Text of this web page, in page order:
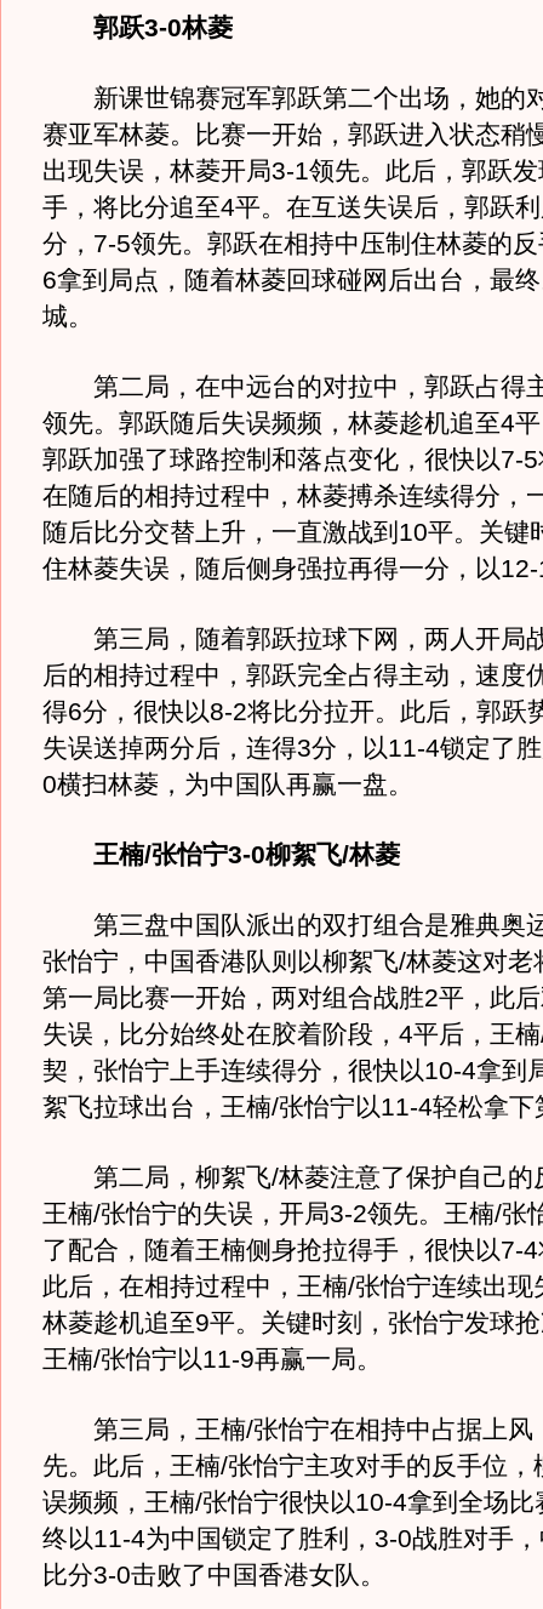
郭跃3-0林菱
新课世锦赛冠军郭跃第二个出场，她的
赛亚军林菱。比赛一开始，郭跃进入状态稍
出现失误，林菱开局3-1领先。此后，郭跃
手，将比分追至4平。在互送失误后，郭跃
分，7-5领先。郭跃在相持中压制住林菱的
6拿到局点，随着林菱回球碰网后出台，最
城。
第二局，在中远台的对拉中，郭跃占得
领先。郭跃随后失误频频，林菱趁机追至4
郭跃加强了球路控制和落点变化，很快以7-
在随后的相持过程中，林菱搏杀连续得分，
随后比分交替上升，一直激战到10平。关键
住林菱失误，随后侧身强拉再得一分，以
第三局，随着郭跃拉球下网，两人开局
后的相持过程中，郭跃完全占得主动，速度
得6分，很快以8-2将比分拉开。此后，郭跃
失误送掉两分后，连得3分，以11-4锁定了
0横扫林菱，为中国队再赢一盘。
王楠/张怡宁3-0柳絮飞/林菱
第三盘中国队派出的双打组合是雅典奥
张怡宁，中国香港队则以柳絮飞/林菱这对老
第一局比赛一开始，两对组合战胜2平，此
失误，比分始终处在胶着阶段，4平后，王
契，张怡宁上手连续得分，很快以10-4拿到
絮飞拉球出台，王楠/张怡宁以11-4轻松拿下
第二局，柳絮飞/林菱注意了保护自己的
王楠/张怡宁的失误，开局3-2领先。王楠/张
了配合，随着王楠侧身抢拉得手，很快以7-
此后，在相持过程中，王楠/张怡宁连续出现
林菱趁机追至9平。关键时刻，张怡宁发球
王楠/张怡宁以11-9再赢一局。
第三局，王楠/张怡宁在相持中占据上风
先。此后，王楠/张怡宁主攻对手的反手位，
误频频，王楠/张怡宁很快以10-4拿到全场比
终以11-4为中国锁定了胜利，3-0战胜对手
比分3-0击败了中国香港女队。